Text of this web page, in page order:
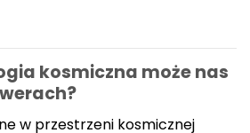
kosmiczna może nas
w przestrzeni kosmicznej